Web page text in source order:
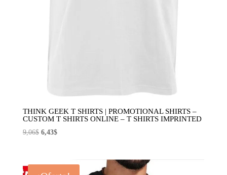
THINK GEEK T SHIRTS | PROMOTIONAL SHIRTS –
CUSTOM T SHIRTS ONLINE – T SHIRTS IMPRINTED
9,06$ El
era:
6,43$El
es: